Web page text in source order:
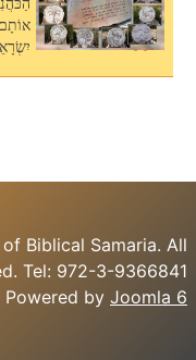
Biblical Samaria. All
Tel: 972-3-9366841
Powered by Joomla 6!